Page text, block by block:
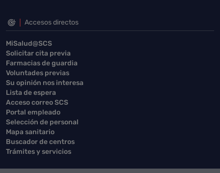
Accesos directos
MiSalud@SCS
Solicitar cita previa
Farmacias de guardia
Voluntades previas
Su opinión nos interesa
Lista de espera
Acceso correo SCS
Portal empleado
Selección de personal
Mapa sanitario
Buscador de centros
Trámites y servicios